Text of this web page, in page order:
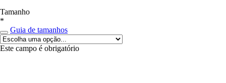
Tamanho
*
Guia de tamanhos
Este campo é obrigatório